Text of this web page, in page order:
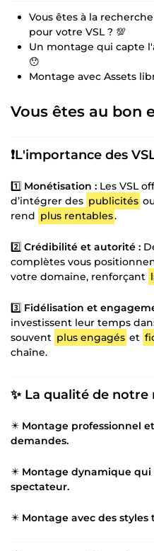
Vous êtes à la
pour votre VSL ? 💯
Un montage qui capte
😯
Montage avec Assets
Vous êtes au bon
❗L'importance des
1️⃣ Monétisation : Les VSL
d’intégrer des publicités
rend plus rentables.
2️⃣ Crédibilité et autorité :
complètes vous
votre domaine, renforçant
3️⃣ Fidélisation et
investissent leur temps
souvent plus engagés et
chaîne.
✨ La qualité de notre
✴️ Montage professionnel
demandes.
✴️ Montage dynamique
spectateur.
✴️ Montage avec des styles